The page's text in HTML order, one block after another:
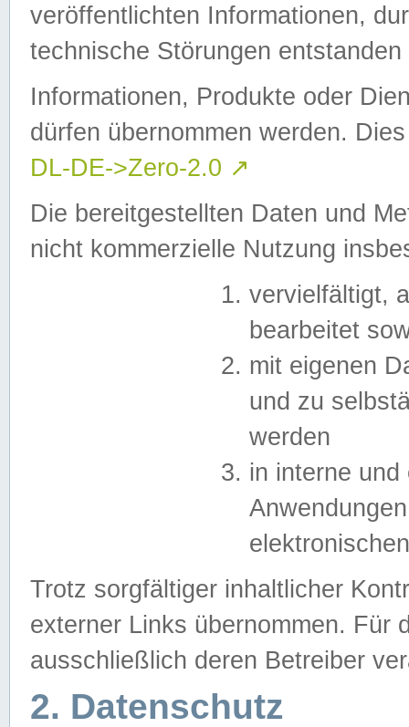
veröffentlichten Informationen,
technische Störungen
Informationen, Produkte oder
dürfen übernommen werden.
DL-DE->Zero-2.0 ↗
Die bereitgestellten Daten und
nicht kommerzielle Nutzung
vervielfältigt,
bearbeitet
mit eigenen
und zu
werden
in interne
Trotz sorgfältiger inhaltlicher
externer Links übernommen. Für
ausschließlich deren Betreiber
2. Datenschutz